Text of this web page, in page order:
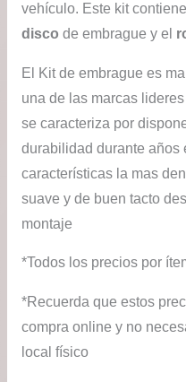
vehículo. Este kit
disco de embrague y el
El Kit de embrague es
una de las marcas
se caracteriza por
durabilidad durante años
características la mas
suave y de buen tacto
montaje
*Todos los precios por
*Recuerda que estos
compra online y no
local físico